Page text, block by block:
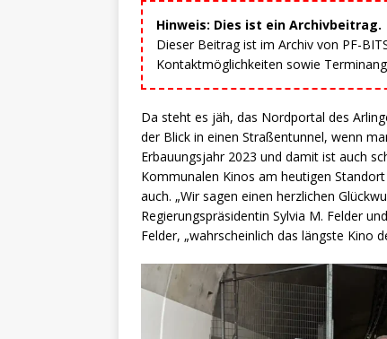
Hinweis: Dies ist ein Archivbeitrag.
Dieser Beitrag ist im Archiv von PF-
Kontaktmöglichkeiten sowie
Da steht es jäh, das Nordportal des
der Blick in einen Straßentunnel, wenn
Erbauungsjahr 2023 und damit ist auch
Kommunalen Kinos am heutigen
auch. „Wir sagen einen herzlichen
Regierungspräsidentin Sylvia M. Felder
Felder, „wahrscheinlich das längste Kino